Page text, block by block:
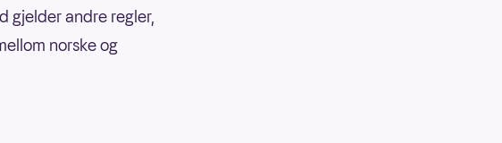
gjelder andre regler,
norske og